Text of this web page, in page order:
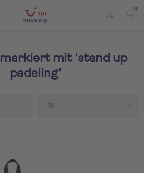
0
mit 'stand up
padeling'